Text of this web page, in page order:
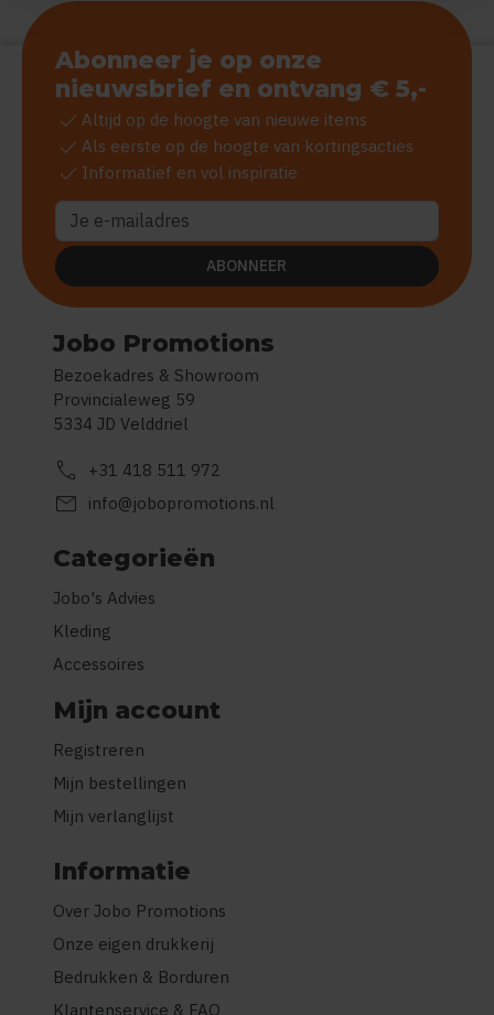
Jobo Promotions
Bezoekadres & Showroom
Provincialeweg 59
5334 JD Velddriel
call +31 418 511 972
mail info@jobopromotions.nl
Categorieën
Jobo's Advies
Kleding
Accessoires
Mijn account
Registreren
Mijn bestellingen
Mijn verlanglijst
Informatie
Over Jobo Promotions
Onze eigen drukkerij
Bedrukken & Borduren
Klantenservice & FAQ
Abonneer je op onze
nieuwsbrief en ontvang € 5,-
check Altijd op de hoogte van nieuwe items
check Als eerste op de hoogte van kortingsacties
check Informatief en vol inspiratie
ABONNEER